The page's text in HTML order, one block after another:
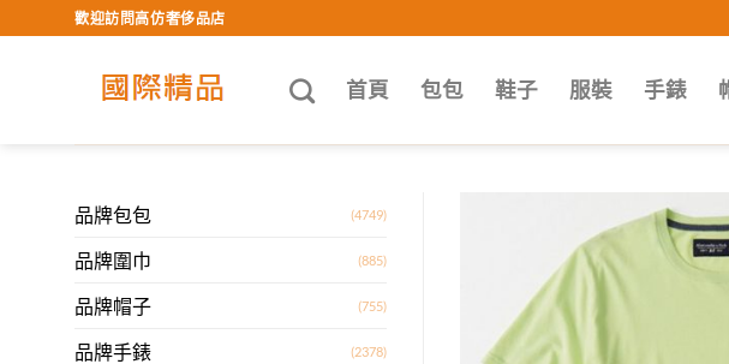
to
歡迎訪問高仿奢侈品店
首頁 包包 鞋子 服裝 手錶
品牌包包 (4749)
品牌圍巾 (885)
品牌帽子 (755)
品牌手錶 (2378)